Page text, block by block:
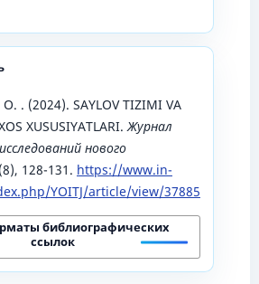
. (2024). SAYLOV TIZIMI VA
XUSUSIYATLARI.Журнал
нового
(8), 128-131. https://www.in-
YOITJ/article/view/37885
библиографических
ссылок